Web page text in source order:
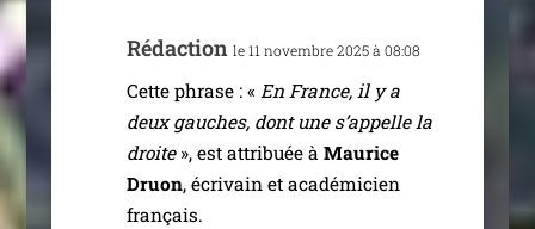
Rédaction le 11 novembre 2025 à 08:08
Cette phrase : « En France, il y a
deux gauches, dont une s’ap­pelle la
droite», est attri­buée à Maurice
Druon, écri­vain et aca­dé­mi­cien
français.